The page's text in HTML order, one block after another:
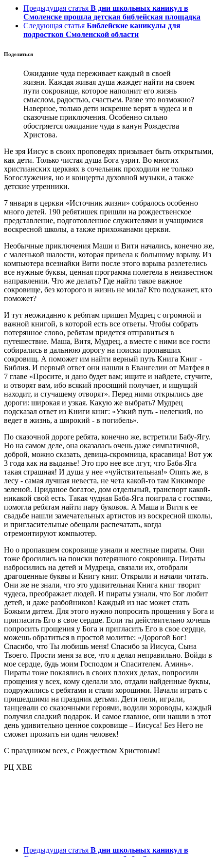
Предыдущая статья В дни школьных каникул в
Смоленске прошла детская библейская площадка
Следующая статья Библейские каникулы для
подростков Смоленской области
Поделиться
Ожидание чуда переживает каждый в своей
жизни. Каждая живая душа жаждет найти на своем
пути сокровище, которое наполнит его жизнь
смыслом, радостью, счастьем. Разве это возможно?
Наверное, только дети искренне верят в чудеса и в
сказочные приключения. Особенно сильно
обостряется ожидание чуда в канун Рождества
Христова.
Не зря Иисус в своих проповедях призывает быть открытыми,
как дети. Только чистая душа Бога узрит. Во многих
христианских церквях в сочельник проходили не только
Богослужения, но и концерты духовной музыки, а также
детские утренники.
7 января в церкви «Источник жизни» собралось особенно
много детей. 190 ребятишек пришли на рождественское
представление, подготовленное служителями и учащимися
воскресной школы, а также прихожанами церкви.
Необычные приключения Маши и Вити начались, конечно же,
с маленькой шалости, которая привела к большому взрыву. Из
компьютера всезнайки Вити после этого взрыва разлетелись
все нужные буквы, ценная программа полетела в неизвестном
направлении. Что же делать? Где найти такое важное
сокровище, без которого и жизнь не мила? Кто подскажет, кто
поможет?
И тут неожиданно к ребятам пришел Мудрец с огромной и
важной книгой, в которой есть все ответы. Чтобы собрать
потерянное слово, ребятам придется отправиться в
путешествие. Маша, Витя, Мудрец, а вместе с ними все гости
собирались в дальнюю дорогу на поиски пропавших
сокровищ. А поможет им найти верный путь Книга Книг -
Библия. И первый ответ они нашли в Евангелии от Матфея в
7 главе «Просите, и дано будет вам; ищите и найдете, стучите,
и отворят вам, ибо всякий просящий получает, и ищущий
находит, и стучащему отворят». Перед ними открылись две
дороги: широкая и узкая. Какую же выбрать? Мудрец
подсказал ответ из Книги книг: «Узкий путь - нелегкий, но
ведет в жизнь, а широкий - в погибель».
По сказочной дороге ребята, конечно же, встретили Бабу-Ягу.
Но на самом деле, она оказалась очень даже симпатичной,
доброй, можно сказать, девица-скромница, красавица! Вот уж
3 года как на выданье! Это про нее все лгут, что Баба-Яга
такая страшная! И душа у нее «чуйствительная!» Опять же, в
лесу - самая лучшая невеста, не чета какой-то там Кикиморе
зеленой. Приданое богатое, дом отдельный, транспорт какой-
никакой свой есть. Такая чудная Баба-Яга поиграла с гостями,
помогла ребятам найти пару буковок. А Маша и Витя к ее
свадьбе нашли замечательных артистов из воскресной школы,
и пригласительные обещали распечатать, когда
отремонтируют компьютер.
Но о пропавшем сокровище узнали и местные пираты. Они
тоже бросились на поиски потерянного сокровища. Пираты
набросились на детей и Мудреца, связали их, отобрали
драгоценные буквы и Книгу книг. Открыли и начали читать.
Они же не знали, что это удивительная Книга книг творит
чудеса, преображает людей. И пираты узнали, что Бог любит
детей, и даже разбойников! Каждый из нас может стать
Божьим дитем. Для этого нужно попросить прощения у Бога и
пригласить Его в свое сердце. Если ты действительно хочешь
попросить прощения у Бога и пригласить Его в свое сердце,
можешь обратиться в простой молитве: «Дорогой Бог!
Спасибо, что Ты любишь меня! Спасибо за Иисуса, Сына
Твоего. Прости меня за все, что я делал неправильно. Войди в
мое сердце, будь моим Господом и Спасителем. Аминь».
Пираты тоже покаялись в своих плохих делах, попросили
прощения у всех, кому сделали зло, отдали найденные буквы,
подружились с ребятами и стали хорошими. Начали играть с
пришедшими на праздник детьми. Дети пели, играли,
танцевали со сказочными героями, водили хороводы, каждый
получил сладкий подарок. И самое главное, они нашли в этот
день удивительно ценное сокровище – Иисуса! Без Него не
сможет прожить ни один человек!
С праздником всех, с Рождеством Христовым!
РЦ ХВЕ
Предыдущая статья В дни школьных каникул в